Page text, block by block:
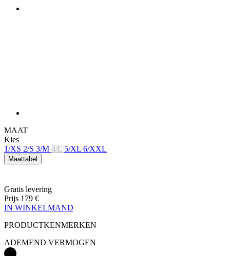
MAAT
Kies
1/XS 2/S 3/M 4/L 5/XL 6/XXL
Maattabel
Gratis levering
Prijs 179 €
IN WINKELMAND
PRODUCTKENMERKEN
ADEMEND VERMOGEN